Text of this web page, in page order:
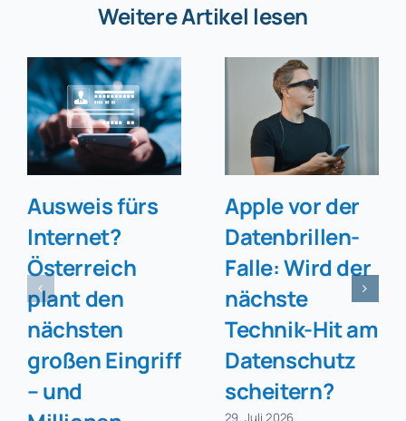
Weitere Artikel lesen
Ausweis fürs
Internet?
Österreich
plant den
nächsten
großen Eingriff
– und
Apple vor der
Datenbrillen-
Falle: Wird der
nächste
Technik-Hit am
Datenschutz
scheitern?
29. Juli 2026